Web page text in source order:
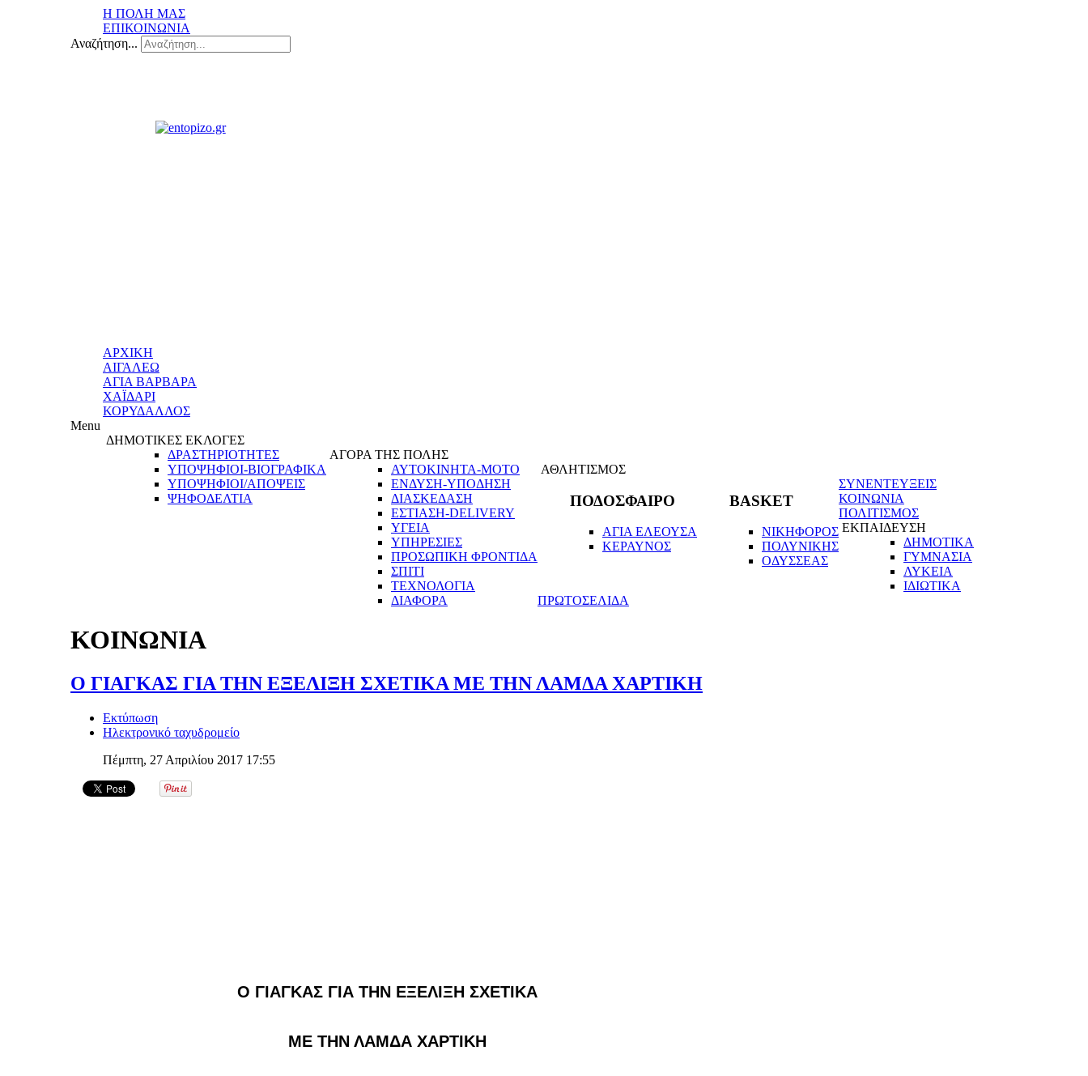
Η ΠΟΛΗ ΜΑΣ
ΕΠΙΚΟΙΝΩΝΙΑ
Αναζήτηση...
ΑΡΧΙΚΗ
ΑΙΓΑΛΕΩ
ΑΓΙΑ ΒΑΡΒΑΡΑ
ΧΑΪΔΑΡΙ
ΚΟΡΥΔΑΛΛΟΣ
Menu
ΔΗΜΟΤΙΚΕΣ ΕΚΛΟΓΕΣ
ΔΡΑΣΤΗΡΙΟΤΗΤΕΣ
ΥΠΟΨΗΦΙΟΙ-ΒΙΟΓΡΑΦΙΚΑ
ΥΠΟΨΗΦΙΟΙ/ΑΠΟΨΕΙΣ
ΨΗΦΟΔΕΛΤΙΑ
ΑΓΟΡΑ ΤΗΣ ΠΟΛΗΣ
ΑΥΤΟΚΙΝΗΤΑ-ΜΟΤΟ
ΕΝΔΥΣΗ-ΥΠΟΔΗΣΗ
ΔΙΑΣΚΕΔΑΣΗ
ΕΣΤΙΑΣΗ-DELIVERY
ΥΓΕΙΑ
ΥΠΗΡΕΣΙΕΣ
ΠΡΟΣΩΠΙΚΗ ΦΡΟΝΤΙΔΑ
ΣΠΙΤΙ
ΤΕΧΝΟΛΟΓΙΑ
ΔΙΑΦΟΡΑ
ΑΘΛΗΤΙΣΜΟΣ
ΠΟΔΟΣΦΑΙΡΟ
ΑΓΙΑ ΕΛΕΟΥΣΑ
ΚΕΡΑΥΝΟΣ
BASKET
ΝΙΚΗΦΟΡΟΣ
ΠΟΛΥΝΙΚΗΣ
ΟΔΥΣΣΕΑΣ
ΣΥΝΕΝΤΕΥΞΕΙΣ
ΚΟΙΝΩΝΙΑ
ΠΟΛΙΤΙΣΜΟΣ
ΕΚΠΑΙΔΕΥΣΗ
ΔΗΜΟΤΙΚΑ
ΓΥΜΝΑΣΙΑ
ΛΥΚΕΙΑ
ΙΔΙΩΤΙΚΑ
ΠΡΩΤΟΣΕΛΙΔΑ
ΚΟΙΝΩΝΙΑ
Ο ΓΙΑΓΚΑΣ ΓΙΑ ΤΗΝ ΕΞΕΛΙΞΗ ΣΧΕΤΙΚΑ ΜΕ ΤΗΝ ΛΑΜΔΑ ΧΑΡΤΙΚΗ
Εκτύπωση
Ηλεκτρονικό ταχυδρομείο
Πέμπτη, 27 Απριλίου 2017 17:55
Ο ΓΙΑΓΚΑΣ ΓΙΑ ΤΗΝ ΕΞΕΛΙΞΗ ΣΧΕΤΙΚΑ
ΜΕ ΤΗΝ ΛΑΜΔΑ ΧΑΡΤΙΚΗ